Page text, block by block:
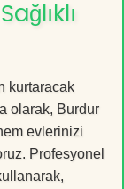
kurtaracak
olarak, Burdur
evlerinizi
Profesyonel